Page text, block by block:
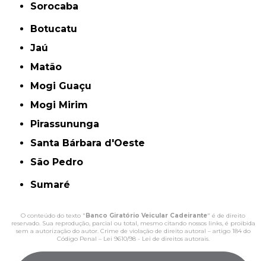
Sorocaba
Botucatu
Jaú
Matão
Mogi Guaçu
Mogi Mirim
Pirassununga
Santa Bárbara d'Oeste
São Pedro
Sumaré
O conteúdo do texto "Banco Giratório Veicular Cadeirante" é de direito
reservado. Sua reprodução, parcial ou total, mesmo citando nossos links, é proibida
sem a autorização do autor. Crime de violação de direito autoral – artigo 184 do
Código Penal – Lei 9610/98 - Lei de direitos autorais.